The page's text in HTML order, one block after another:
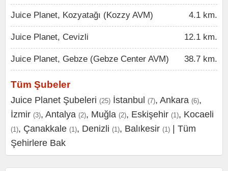
Juice Planet, Kozyatağı (Kozzy AVM) 4.1 km.
Juice Planet, Cevizli 12.1 km.
Juice Planet, Gebze (Gebze Center AVM) 38.7 km.
Tüm Şubeler
Juice Planet Şubeleri (25) İstanbul (7), Ankara (6),
İzmir (3), Antalya (2), Muğla (2), Eskişehir (1), Kocaeli
(1), Çanakkale (1), Denizli (1), Balıkesir (1)
Tüm
Şehirlere Bak